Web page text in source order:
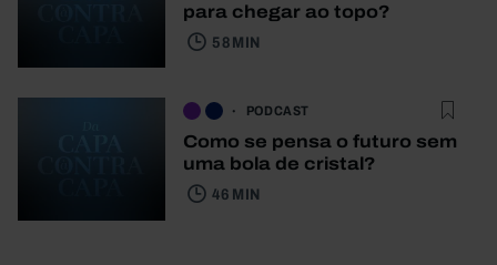
para chegar ao topo?
58 MIN
PODCAST
Como se pensa o futuro sem
uma bola de cristal?
46 MIN